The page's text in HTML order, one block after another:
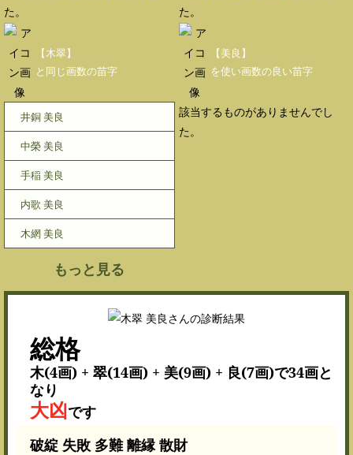
た。
た。
【木翠】
と同じ画数の苗字
井銅 美良
中榮 美良
手稲 美良
内歌 美良
木網 美良
もっと見る
【美良】
を使い画数の良い苗字
該当するものがありませんでし
た。
総格
木(4画) + 翠(14画) + 美(9画) + 良(7画)で34画と
なり
大凶です
破綻 失敗 多難 離縁 散財